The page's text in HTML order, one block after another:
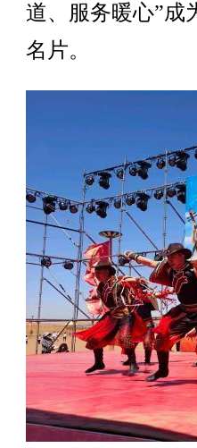
道、服务暖心”成
名片。